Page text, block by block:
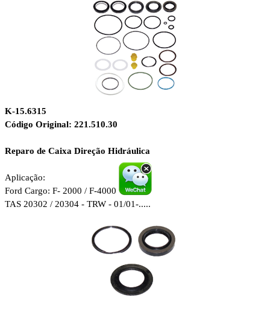
K-15.6315
Código Original: 221.510.30
Reparo de Caixa Direção Hidráulica
Aplicação:
Ford Cargo: F- 2000 / F-4000
TAS 20302 / 20304 - TRW - 01/01-.....